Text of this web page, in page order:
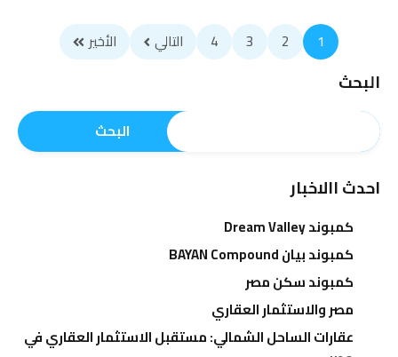
1
2
3
4 التالي الأخير
البحث
البحث
احدث االاخبار
كمبوند Dream Valley
كمبوند بيان BAYAN Compound
كمبوند سكن مصر
مصر والاستثمار العقاري
عقارات الساحل الشمالي: مستقبل الاستثمار العقاري في